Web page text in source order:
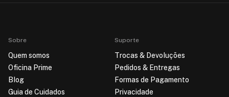
Sobre
Quem somos
Oficina Prime
Blog
Guia de Cuidados
Suporte
Trocas & Devoluções
Pedidos & Entregas
Formas de Pagamento
Privacidade